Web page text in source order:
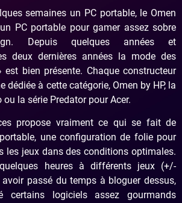
semaines un PC portable, le Omen
PC portable pour gamer assez sobre
Depuis quelques années et
deux dernières années la mode des
bien présente. Chaque constructeur
dédiée à cette catégorie, Omen by HP, la
la série Predator pour Acer.
propose vraiment ce qui se fait de
une configuration de folie pour
les jeux dans des conditions optimales.
heures à différents jeux (+/-
passé du temps à bloguer dessus,
certains logiciels assez gourmands